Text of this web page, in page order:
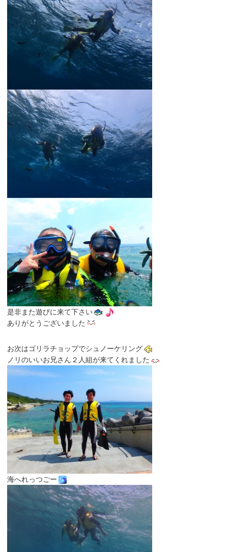
是非また遊びに来て下さい
ありがとうございました
お次はゴリラチョップでシュノーケリング
ノリのいいお兄さん２人組が来てくれました
海へれっつごー